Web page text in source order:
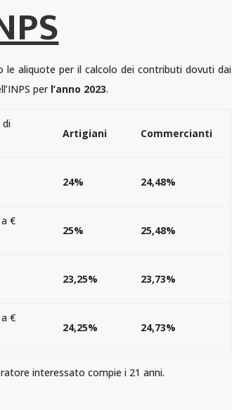
le aliquote per il calcolo dei contributi dovuti dai
per l’anno 2023.
di
Artigiani Commercianti
24% 24,48%
€
25% 25,48%
23,25% 23,73%
€
24,25% 24,73%
interessato compie i 21 anni.